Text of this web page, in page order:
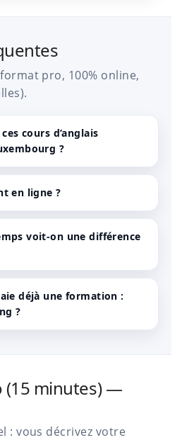
pro, 100% online,
cours d’anglais
?
en ligne ?
voit-on une différence
déjà une formation :
?
(15 minutes) —
: vous décrivez votre